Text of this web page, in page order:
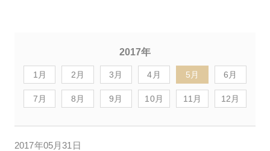
2017年
1月 2月 3月 4月 5月 6月
7月 8月 9月 10月 11月 12月
2017年05月31日